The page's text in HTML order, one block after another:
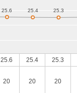
25.6 25.4 25.3
20 20 20